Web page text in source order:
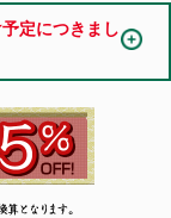
定につきまし